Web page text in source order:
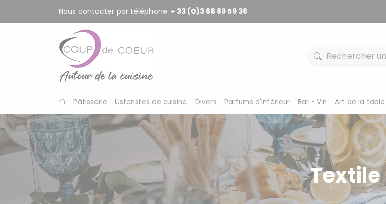
Nous contacter par téléphone + 33 (0)3 88 89 59 36
Pâtisserie Ustensiles de cuisine Divers Parfums d'intérieur Bar - Vin Art de la table
Textile
Panneau de gestion des cookies